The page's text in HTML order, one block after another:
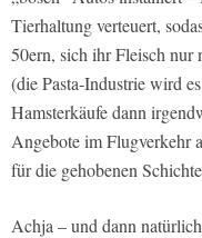
Tierhaltung verteuert,
50ern, sich ihr Fleisch nur
(die Pasta-Industrie wird
Hamsterkäufe dann
Angebote im Flugverkehr
für die gehobenen
Achja – und dann